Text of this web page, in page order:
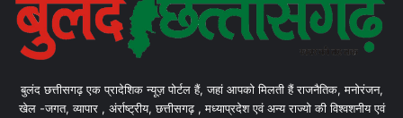
बुलंद छत्तीसगढ़ एक प्रादेशिक न्यूज़ पोर्टल हैं, जहां आपको मिलती हैं राजनैतिक, मनोरंजन,
खेल -जगत, व्यापार , अंर्राष्ट्रीय, छत्तीसगढ़ , मध्याप्रदेश एवं अन्य राज्यो की विश्वशनीय एवं